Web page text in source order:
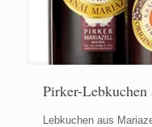
Pirker-
Lebkuchen aus